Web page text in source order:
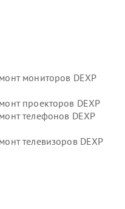
мониторов DEXP
проекторов DEXP
телефонов DEXP
телевизоров DEXP
мини пк DEXP